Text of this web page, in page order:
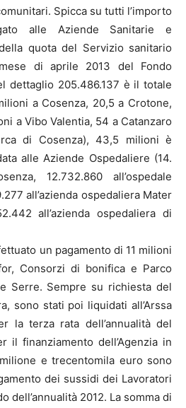
Spicca su tutti l’importo
alle Aziende Sanitarie e
quota del Servizio sanitario
di aprile 2013 del Fondo
dettaglio 205.486.137 è il totale
a Cosenza, 20,5 a Crotone,
a Vibo Valentia, 54 a Catanzaro
di Cosenza), 43,5 milioni è
alle Aziende Ospedaliere (14.
12.732.860 all’ospedale
all’azienda ospedaliera Mater
all’azienda ospedaliera di
un pagamento di 11 milioni
Consorzi di bonifica e Parco
Serre. Sempre su richiesta del
sono stati poi liquidati all’Arssa
la terza rata dell’annualità del
il finanziamento dell’Agenzia in
e trecentomila euro sono
dei sussidi dei Lavoratori
dell’annualità 2012. La somma di